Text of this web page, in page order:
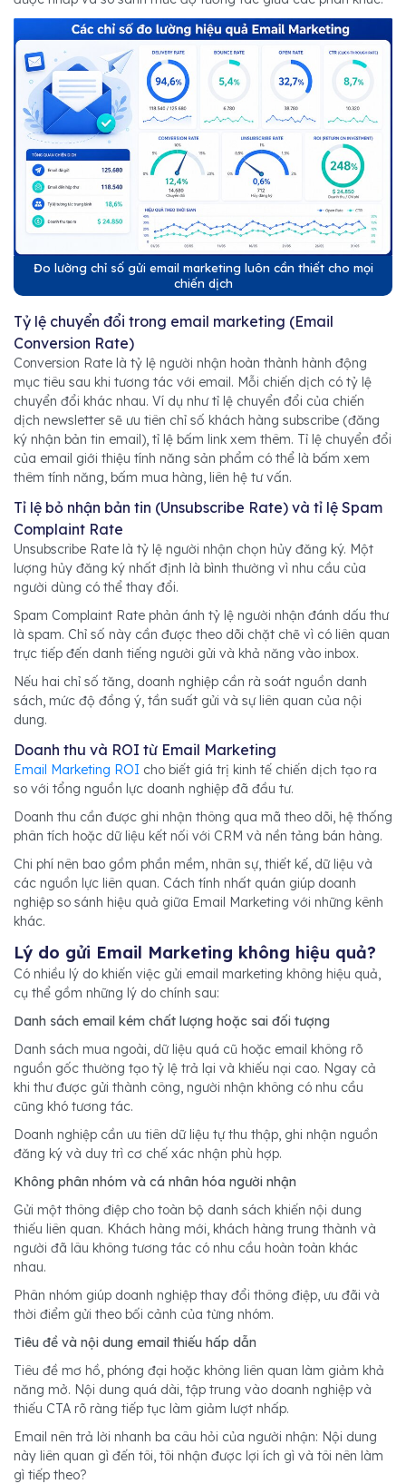
Đo lường chỉ số gửi email marketing luôn cần thiết cho mọi
chiến dịch
Tỷ lệ chuyển đổi trong email marketing (Email
Conversion Rate)
Conversion Rate là tỷ lệ người nhận hoàn thành hành động
mục tiêu sau khi tương tác với email. Mỗi chiến dịch có tỷ lệ
chuyển đổi khác nhau. Ví dụ như tỉ lệ chuyển đổi của chiến
dịch newsletter sẽ ưu tiên chỉ số khách hàng subscribe (đăng
ký nhận bản tin email), tỉ lệ bấm link xem thêm. Tỉ lệ chuyển đổi
của email giới thiệu tính năng sản phẩm có thể là bấm xem
thêm tính năng, bấm mua hàng, liên hệ tư vấn.
Tỉ lệ bỏ nhận bản tin (Unsubscribe Rate) và tỉ lệ Spam
Complaint Rate
Unsubscribe Rate là tỷ lệ người nhận chọn hủy đăng ký. Một
lượng hủy đăng ký nhất định là bình thường vì nhu cầu của
người dùng có thể thay đổi.
Spam Complaint Rate phản ánh tỷ lệ người nhận đánh dấu thư
là spam. Chỉ số này cần được theo dõi chặt chẽ vì có liên quan
trực tiếp đến danh tiếng người gửi và khả năng vào inbox.
Nếu hai chỉ số tăng, doanh nghiệp cần rà soát nguồn danh
sách, mức độ đồng ý, tần suất gửi và sự liên quan của nội
dung.
Doanh thu và ROI từ Email Marketing
Email Marketing ROI cho biết giá trị kinh tế chiến dịch tạo ra
so với tổng nguồn lực doanh nghiệp đã đầu tư.
Doanh thu cần được ghi nhận thông qua mã theo dõi, hệ thống
phân tích hoặc dữ liệu kết nối với CRM và nền tảng bán hàng.
Chi phí nên bao gồm phần mềm, nhân sự, thiết kế, dữ liệu và
các nguồn lực liên quan. Cách tính nhất quán giúp doanh
nghiệp so sánh hiệu quả giữa Email Marketing với những kênh
khác.
Lý do gửi Email Marketing không hiệu quả?
Có nhiều lý do khiến việc gửi email marketing không hiệu quả,
cụ thể gồm những lý do chính sau:
Danh sách email kém chất lượng hoặc sai đối tượng
Danh sách mua ngoài, dữ liệu quá cũ hoặc email không rõ
nguồn gốc thường tạo tỷ lệ trả lại và khiếu nại cao. Ngay cả
khi thư được gửi thành công, người nhận không có nhu cầu
cũng khó tương tác.
Doanh nghiệp cần ưu tiên dữ liệu tự thu thập, ghi nhận nguồn
đăng ký và duy trì cơ chế xác nhận phù hợp.
Không phân nhóm và cá nhân hóa người nhận
Gửi một thông điệp cho toàn bộ danh sách khiến nội dung
thiếu liên quan. Khách hàng mới, khách hàng trung thành và
người đã lâu không tương tác có nhu cầu hoàn toàn khác
nhau.
Phân nhóm giúp doanh nghiệp thay đổi thông điệp, ưu đãi và
thời điểm gửi theo bối cảnh của từng nhóm.
Tiêu đề và nội dung email thiếu hấp dẫn
Tiêu đề mơ hồ, phóng đại hoặc không liên quan làm giảm khả
năng mở. Nội dung quá dài, tập trung vào doanh nghiệp và
thiếu CTA rõ ràng tiếp tục làm giảm lượt nhấp.
Email nên trả lời nhanh ba câu hỏi của người nhận: Nội dung
này liên quan gì đến tôi, tôi nhận được lợi ích gì và tôi nên làm
gì tiếp theo?